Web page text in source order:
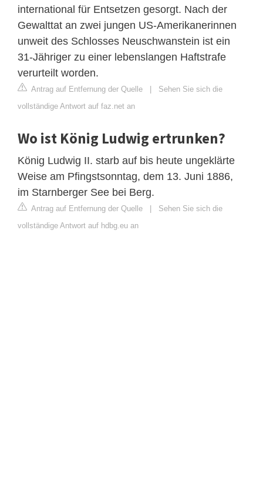
international für Entsetzen gesorgt. Nach der
Gewalttat an zwei jungen US-Amerikanerinnen
unweit des Schlosses Neuschwanstein ist ein
31-Jähriger zu einer lebenslangen Haftstrafe
verurteilt worden.
Antrag auf Entfernung der Quelle | Sehen Sie sich die
vollständige Antwort auf faz.net an
Wo ist König Ludwig ertrunken?
König Ludwig II. starb auf bis heute ungeklärte
Weise am Pfingstsonntag, dem 13. Juni 1886,
im Starnberger See bei Berg.
Antrag auf Entfernung der Quelle | Sehen Sie sich die
vollständige Antwort auf hdbg.eu an